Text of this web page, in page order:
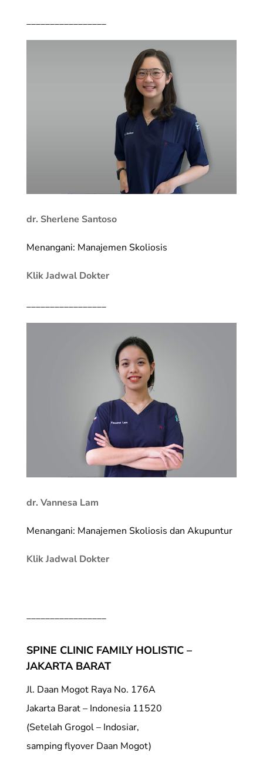
_________________
dr. Sherlene Santoso
Menangani: Manajemen Skoliosis
Klik Jadwal Dokter
_________________
dr. Vannesa Lam
Menangani: Manajemen Skoliosis dan Akupuntur
Klik Jadwal Dokter
_________________
SPINE CLINIC FAMILY HOLISTIC –
JAKARTA BARAT
Jl. Daan Mogot Raya No. 176A
Jakarta Barat – Indonesia 11520
(Setelah Grogol – Indosiar,
samping flyover Daan Mogot)